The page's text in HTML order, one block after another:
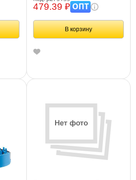
479.39 ₽ОПТ
В корзину